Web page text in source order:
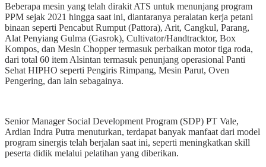
Beberapa mesin yang telah dirakit ATS untuk menunjang program
PPM sejak 2021 hingga saat ini, diantaranya peralatan kerja petani
binaan seperti Pencabut Rumput (Pattora), Arit, Cangkul, Parang,
Alat Penyiang Gulma (Gasrok), Cultivator/Handtracktor, Box
Kompos, dan Mesin Chopper termasuk perbaikan motor tiga roda,
dari total 60 item Alsintan termasuk penunjang operasional Panti
Sehat HIPHO seperti Pengiris Rimpang, Mesin Parut, Oven
Pengering, dan lain sebagainya.
Senior Manager Social Development Program (SDP) PT Vale,
Ardian Indra Putra menuturkan, terdapat banyak manfaat dari model
program sinergis telah berjalan saat ini, seperti meningkatkan skill
peserta didik melalui pelatihan yang diberikan.